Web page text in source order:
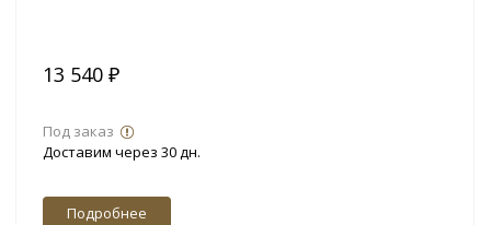
13 540 ₽
Под заказ
Доставим через 30 дн.
Подробнее